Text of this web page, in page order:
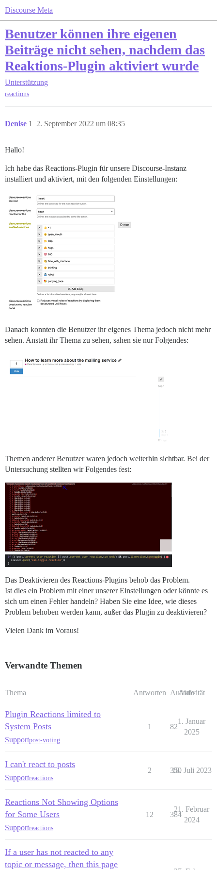
Discourse Meta
Benutzer können ihre eigenen
Beiträge nicht sehen, nachdem das
Reaktions-Plugin aktiviert wurde
Unterstützung
reactions
Denise 2. September 2022 um 08:35
1
Hallo!
Ich habe das Reactions-Plugin für unsere Discourse-Instanz
installiert und aktiviert, mit den folgenden Einstellungen:
Danach konnten die Benutzer ihr eigenes Thema jedoch nicht mehr
sehen. Anstatt ihr Thema zu sehen, sahen sie nur Folgendes:
Themen anderer Benutzer waren jedoch weiterhin sichtbar. Bei der
Untersuchung stellten wir Folgendes fest:
Das Deaktivieren des Reactions-Plugins behob das Problem.
Ist dies ein Problem mit einer unserer Einstellungen oder könnte es
sich um einen Fehler handeln? Haben Sie eine Idee, wie dieses
Problem behoben werden kann, außer das Plugin zu deaktivieren?
Vielen Dank im Voraus!
Verwandte Themen
Thema Antworten Aufrufe
Aktivität
Plugin Reactions limited to
System Posts
Supportpost-voting
1 82
1. Januar
2025
I can't react to posts
Supportreactions
2 350
18. Juli 2023
Reactions Not Showing Options
for Some Users
Supportreactions
12 384
21. Februar
2024
If a user has not reacted to any
topic or message, then this page